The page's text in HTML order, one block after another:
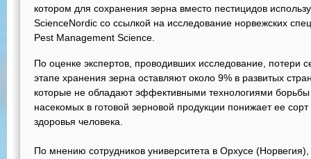
котором для сохранения зерна вместо пестицидов
ScienceNordiс со ссылкой на исследование норвежских
Pest Management Science.
По оценке экспертов, проводивших исследование, потери
этапе хранения зерна оставляют около 9% в развитых
которые не обладают эффективными технологиями
насекомых в готовой зерновой продукции понижает ее
здоровья человека.
По мнению сотрудников университета в Орхусе